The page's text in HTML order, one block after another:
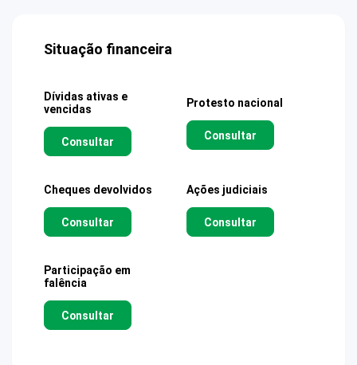
Situação financeira
Dívidas ativas e
vencidas
Consultar
Protesto nacional
Consultar
Cheques devolvidos
Consultar
Ações judiciais
Consultar
Participação em
falência
Consultar